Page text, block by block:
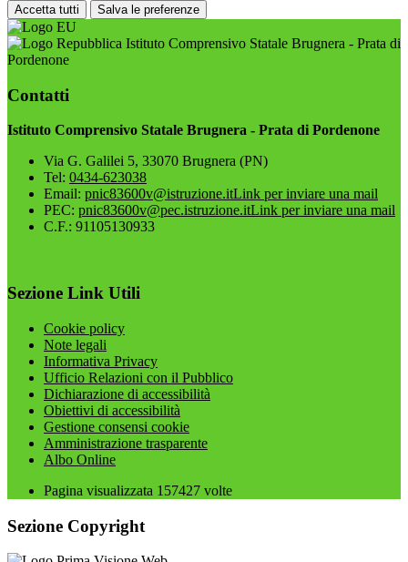
Accetta tutti Salva le preferenze
Istituto Comprensivo Statale Brugnera - Prata di
Pordenone
Contatti
Istituto Comprensivo Statale Brugnera - Prata di Pordenone
Via G. Galilei 5, 33070 Brugnera (PN)
Tel: 0434-623038
Email: pnic83600v@istruzione.itLink per inviare una mail
PEC: pnic83600v@pec.istruzione.itLink per inviare una mail
C.F.: 91105130933
Sezione Link Utili
Cookie policy
Note legali
Informativa Privacy
Ufficio Relazioni con il Pubblico
Dichiarazione di accessibilità
Obiettivi di accessibilità
Gestione consensi cookie
Amministrazione trasparente
Albo Online
Pagina visualizzata 157427 volte
Sezione Copyright